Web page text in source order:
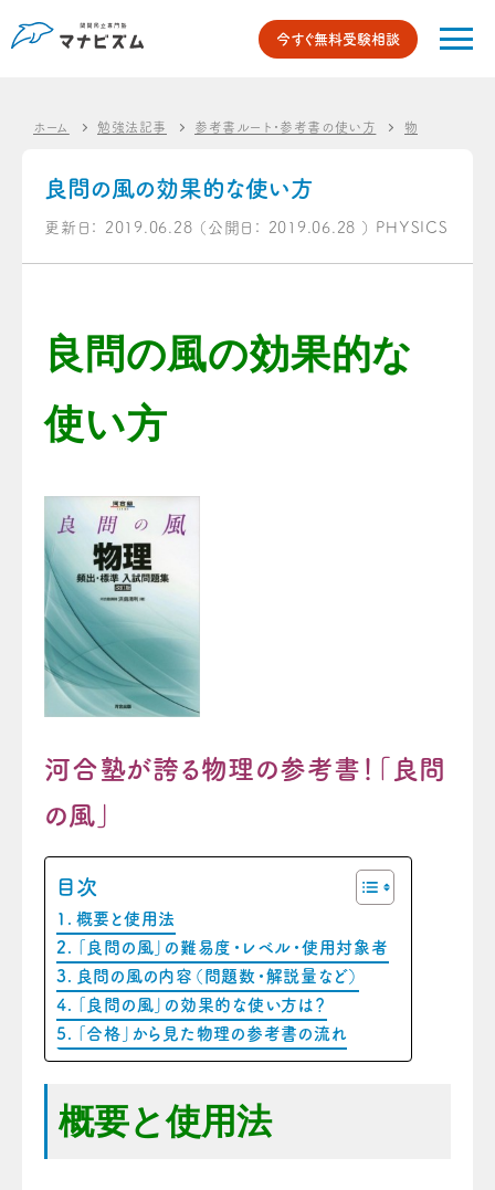
今すぐ無料受験相談
ホーム 勉強法記事 参考書ルート・参考書の使い方 物理のオスス
良問の風の効果的な使い方
更新日： 2019.06.28 （公開日： 2019.06.28 ） PHYSICS
良問の風の効果的な
使い方
河合塾が誇る物理の参考書！「良問
の風」
目次
概要と使用法
「良問の風」の難易度・レベル・使用対象者
良問の風の内容（問題数・解説量など）
「良問の風」の効果的な使い方は？
「合格」から見た物理の参考書の流れ
概要と使用法